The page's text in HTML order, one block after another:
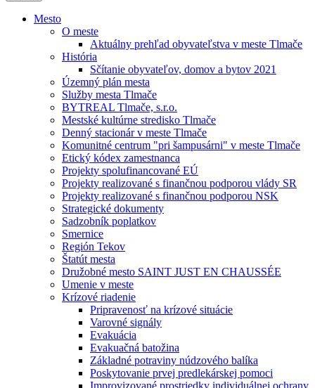
Mesto
O meste
Aktuálny prehľad obyvateľstva v meste Tlmače
História
Sčítanie obyvateľov, domov a bytov 2021
Územný plán mesta
Služby mesta Tlmače
BYTREAL Tlmače, s.r.o.
Mestské kultúrne stredisko Tlmače
Denný stacionár v meste Tlmače
Komunitné centrum "pri šampusárni" v meste Tlmače
Etický kódex zamestnanca
Projekty spolufinancované EÚ
Projekty realizované s finančnou podporou vlády SR
Projekty realizované s finančnou podporou NSK
Strategické dokumenty
Sadzobník poplatkov
Smernice
Región Tekov
Štatút mesta
Družobné mesto SAINT JUST EN CHAUSSÉE
Umenie v meste
Krízové riadenie
Pripravenosť na krízové situácie
Varovné signály
Evakuácia
Evakuačná batožina
Základné potraviny núdzového balíka
Poskytovanie prvej predlekárskej pomoci
Improvizované prostriedky individuálnej ochrany